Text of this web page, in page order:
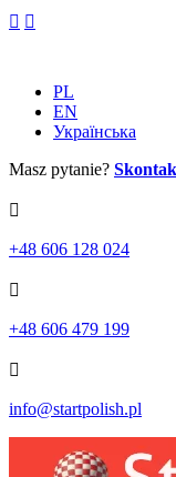
Skip
PL
EN
Українська
Masz pytanie?
+48 606 128 024
+48 606 479 199
info@startpolish.pl